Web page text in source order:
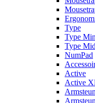
Type
Type
Type
NumPad
Active
Active